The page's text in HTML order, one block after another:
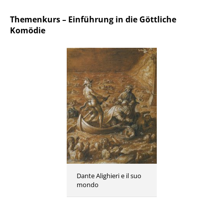
Themenkurs – Einführung in die Göttliche
Komödie
Dante Alighieri e il suo
mondo